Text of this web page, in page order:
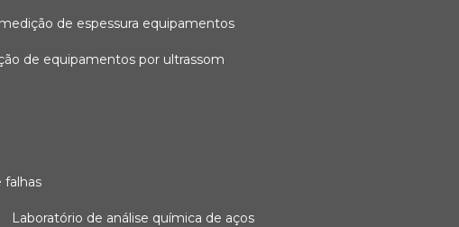
de espessura equipamentos
de equipamentos por ultrassom
falhas
laboratório de análise química de aços